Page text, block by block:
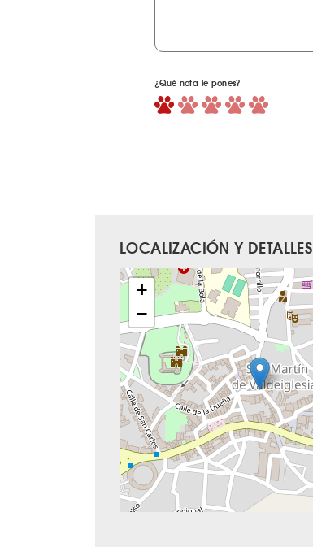
¿Qué nota le pones?
LOCALIZACIÓN Y DETALLES
+
−